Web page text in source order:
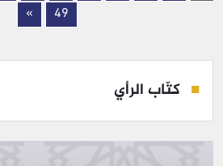
49
»
كتّاب الرأي